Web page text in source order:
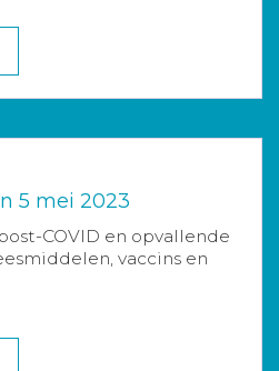
5 mei 2023
COVID en opvallende
vaccins en